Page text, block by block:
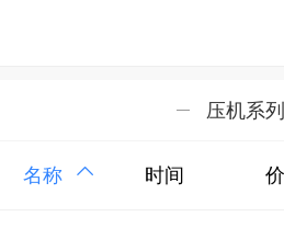
压机系列
名称 时间